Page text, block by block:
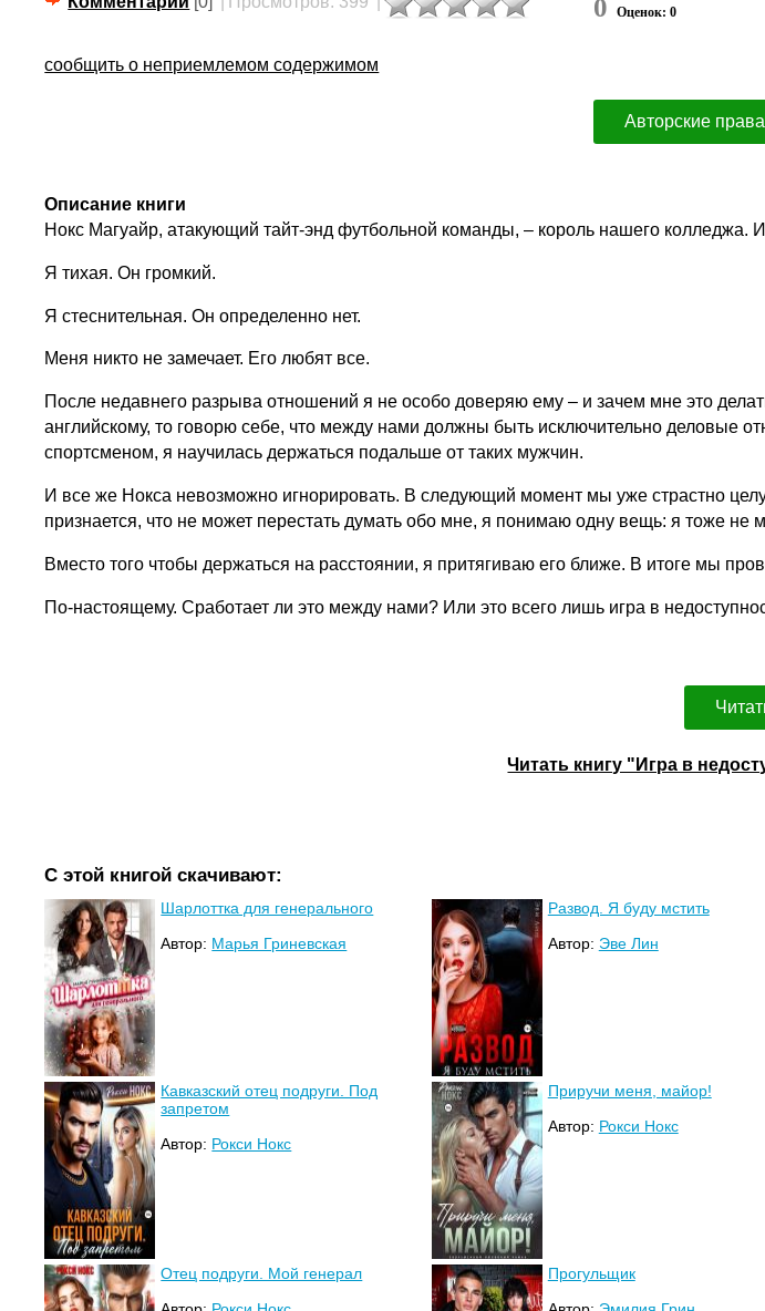
0 Оценок: 0
сообщить о неприемлемом содержимом
Авторские
Описание книги
Нокс Магуайр, атакующий тайт-энд футбольной команды, – король нашего колледжа.
Я тихая. Он громкий.
Я стеснительная. Он определенно нет.
Меня никто не замечает. Его любят все.
После недавнего разрыва отношений я не особо доверяю ему – и зачем мне это
английскому, то говорю себе, что между нами должны быть исключительно деловые
спортсменом, я научилась держаться подальше от таких мужчин.
И все же Нокса невозможно игнорировать. В следующий момент мы уже страстно
признается, что не может перестать думать обо мне, я понимаю одну вещь: я тоже не
Вместо того чтобы держаться на расстоянии, я притягиваю его ближе. В итоге мы
По-настоящему. Сработает ли это между нами? Или это всего лишь игра в
Читать книгу "Игра в
С этой книгой скачивают:
Шарлоттка для генерального
Автор: Марья Гриневская
Развод. Я буду мстить
Автор: Эве Лин
Кавказский отец подруги. Под
запретом
Автор: Рокси Нокс
Приручи меня, майор!
Автор: Рокси Нокс
Отец подруги. Мой генерал
Прогульщик